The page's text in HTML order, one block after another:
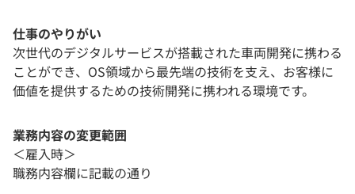
仕事のやりがい
次世代のデジタルサービスが搭載された車両開発に携わる
ことができ、OS領域から最先端の技術を支え、お客様に
価値を提供するための技術開発に携われる環境です。
業務内容の変更範囲
＜雇入時＞
職務内容欄に記載の通り